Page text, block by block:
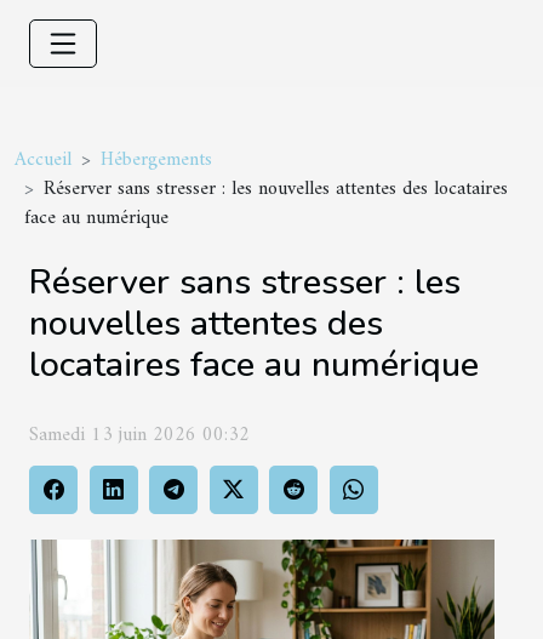
Accueil
Hébergements
Réserver sans stresser : les nouvelles attentes des locataires
face au numérique
Réserver sans stresser : les
nouvelles attentes des
locataires face au numérique
Samedi 13 juin 2026 00:32